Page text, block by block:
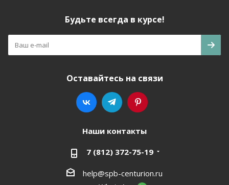
Будьте всегда в курсе!
Оставайтесь на связи
Наши контакты
7 (812) 372-75-19
help@spb-centurion.ru